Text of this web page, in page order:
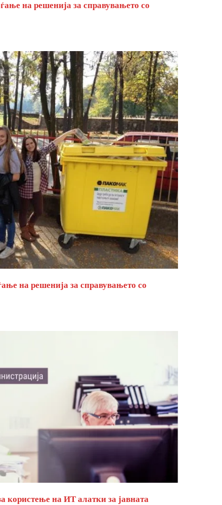
на решенија за справувањето со
на решенија за справувањето со
користење на ИТ алатки за јавната